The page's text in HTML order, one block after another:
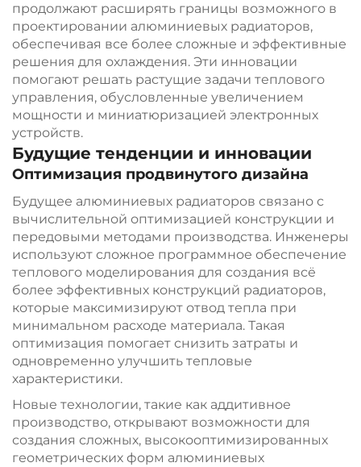
продолжают расширять границы возможного в
проектировании алюминиевых радиаторов,
обеспечивая все более сложные и эффективные
решения для охлаждения. Эти инновации
помогают решать растущие задачи теплового
управления, обусловленные увеличением
мощности и миниатюризацией электронных
устройств.
Будущие тенденции и инновации
Оптимизация продвинутого дизайна
Будущее алюминиевых радиаторов связано с
вычислительной оптимизацией конструкции и
передовыми методами производства. Инженеры
используют сложное программное обеспечение
теплового моделирования для создания всё
более эффективных конструкций радиаторов,
которые максимизируют отвод тепла при
минимальном расходе материала. Такая
оптимизация помогает снизить затраты и
одновременно улучшить тепловые
характеристики.
Новые технологии, такие как аддитивное
производство, открывают возможности для
создания сложных, высокооптимизированных
геометрических форм алюминиевых